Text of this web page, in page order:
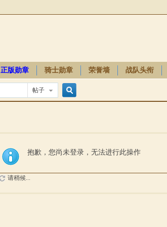
正版勋章 骑士勋章 荣誉墙 战队头衔
帖子
索
抱歉，您尚未登录，无法进行此操作
请稍候...